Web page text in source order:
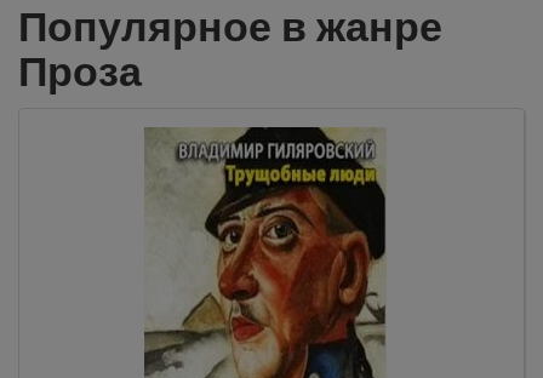
Популярное в жанре
Проза